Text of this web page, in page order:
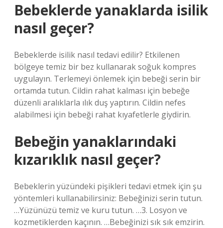
Bebeklerde yanaklarda isilik
nasıl geçer?
Bebeklerde isilik nasıl tedavi edilir? Etkilenen
bölgeye temiz bir bez kullanarak soğuk kompres
uygulayın. Terlemeyi önlemek için bebeği serin bir
ortamda tutun. Cildin rahat kalması için bebeğe
düzenli aralıklarla ılık duş yaptırın. Cildin nefes
alabilmesi için bebeği rahat kıyafetlerle giydirin.
Bebeğin yanaklarındaki
kızarıklık nasıl geçer?
Bebeklerin yüzündeki pişikleri tedavi etmek için şu
yöntemleri kullanabilirsiniz: Bebeğinizi serin tutun.
…Yüzünüzü temiz ve kuru tutun. …3. Losyon ve
kozmetiklerden kaçının. …Bebeğinizi sık sık emzirin.